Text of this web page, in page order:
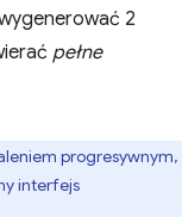
2
pełne
progresywnym,
interfejs